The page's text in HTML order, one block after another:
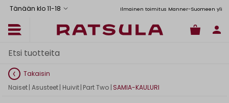
Tänään klo 11-18
Toimituskulut alk. 6,90€ Ilmainen toimitus Manner-Suomeen yli
Takaisin
Naiset| Asusteet| Huivit | Part Two | SAMIA-KAULURI